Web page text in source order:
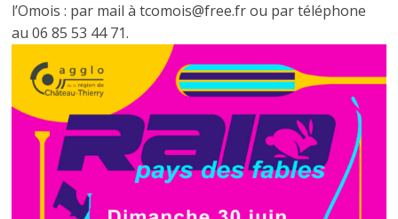
l’Omois : par mail à tcomois@free.fr ou par téléphone
au 06 85 53 44 71.